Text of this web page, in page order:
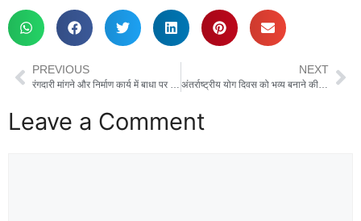
c
e
b
o
o
st
o
d
o
n
ail ar
e
PREVIOUS
रंगदारी मांगने और निर्माण कार्य में बाधा पर सभासद पर रंगदारी का आरोप, श्री चित्रगुप्त इंटर कॉलेज के प्रबंधक ने मुख्यमंत्री पोर्टल पर की शिकायत
NEXT
अंतर्राष्ट्रीय योग दिवस को भव्य बनाने की तैयारी तेज, डीएम ने दिए आवश्यक निर्देश
Leave a Comment